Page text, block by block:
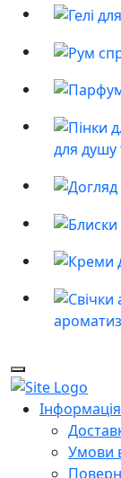
для душу
Умови